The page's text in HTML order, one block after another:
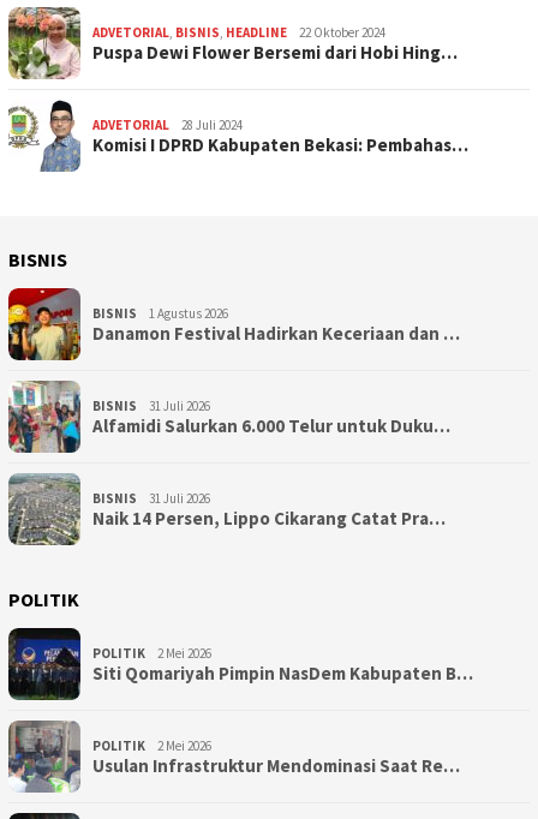
ADVETORIAL BISNIS HEADLINE 22 Oktober 2024
Puspa Dewi Flower Bersemi dari Hobi Hing…
ADVETORIAL 28 Juli 2024
Komisi I DPRD Kabupaten Bekasi: Pembahas…
BISNIS
BISNIS 1 Agustus 2026
Danamon Festival Hadirkan Keceriaan dan …
BISNIS 31 Juli 2026
Alfamidi Salurkan 6.000 Telur untuk Duku…
BISNIS 31 Juli 2026
Naik 14 Persen, Lippo Cikarang Catat Pra…
POLITIK
POLITIK 2 Mei 2026
Siti Qomariyah Pimpin NasDem Kabupaten B…
POLITIK 2 Mei 2026
Usulan Infrastruktur Mendominasi Saat Re…